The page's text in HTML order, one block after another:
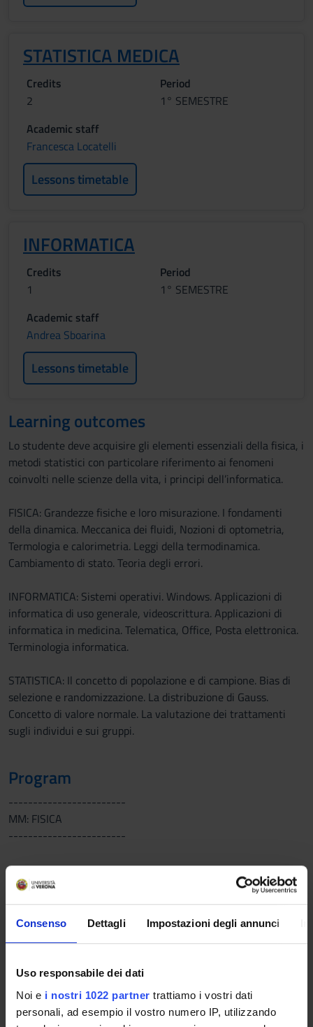
Consenso Dettagli Impostazioni degli annunci
Uso responsabile dei dati
Noi e i nostri 1022 partner trattiamo i vostri dati
personali, ad esempio il vostro numero IP, utilizzando
STATISTICA MEDICA
Credits
2
Period
1° SEMESTRE
Academic staff
Francesca Locatelli
Lessons timetable
INFORMATICA
Credits
1
Period
1° SEMESTRE
Academic staff
Andrea Sboarina
Lessons timetable
Learning outcomes
Lo studente deve acquisire gli elementi essenziali della fisica, i
metodi statistici con particolare riferimento ai fenomeni
coinvolti nelle scienze della vita, i principi dell’informatica.
FISICA: Grandezze fisiche e loro misurazione. I fondamenti
della dinamica. Meccanica dei fluidi, Nozioni di optometria,
Termologia e calorimetria. Leggi della termodinamica.
Cambiamento di stato. Teoria degli errori.
INFORMATICA: Sistemi operativi. Windows. Applicazioni di
informatica di uso generale, videoscrittura. Applicazioni di
informatica in medicina. Telematica, Office, Posta elettronica.
Terminologia informatica.
STATISTICA: Il concetto di popolazione e di campione. Bias di
selezione e randomizzazione. La distribuzione di Gauss.
Concetto di valore normale. La valutazione dei trattamenti
sugli individui e sui gruppi.
Program
------------------------
MM: FISICA
------------------------
------------------------
MM: INFORMATICA
------------------------
Introduction to informatic systems. The hardware
evidences (Exercises in PubMed). The lessons will be delivered
------------------------
MM: STATISTICA MEDICA